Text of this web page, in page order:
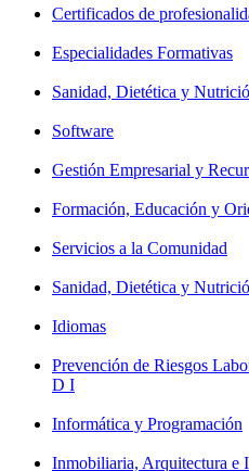
Certificados de
Especialidades Formativas
Sanidad, Dietética y
Software
Gestión Empresarial y
Formación, Educación y
Servicios a la Comunidad
Sanidad, Dietética y
Idiomas
Prevención de Riesgos
D I
Informática y Programación
Inmobiliaria, Arquitectura e